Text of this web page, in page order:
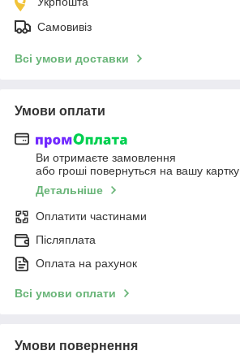
Самовивіз
Всі умови доставки
Умови оплати
Ви отримаєте замовлення
або гроші повернуться на вашу картку
Детальніше
Оплатити частинами
Післяплата
Оплата на рахунок
Всі умови оплати
Умови повернення